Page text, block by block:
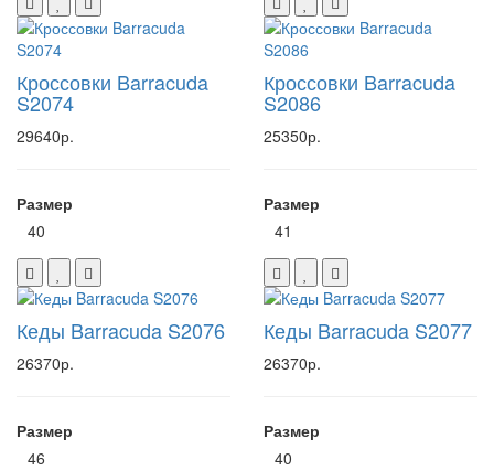
Кроссовки Barracuda
S2074
29640р.
Размер
40
Кроссовки Barracuda
S2086
25350р.
Размер
41
Кеды Barracuda S2076
26370р.
Размер
46
Кеды Barracuda S2077
26370р.
Размер
40